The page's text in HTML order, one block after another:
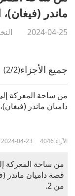
ماندر (فيغان)،
2024-04-25
جميع الأجزاء(2/2)
من ساحة المعركة
داميان ماندر (فيغان)،
2024-04-23 4046 الآراء
من ساحة المعركة
من 2.